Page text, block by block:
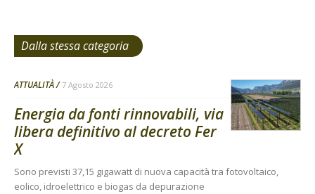
Dalla stessa categoria
ATTUALITÀ 7 Agosto 2026
Energia da fonti rinnovabili, via
libera definitivo al decreto Fer
X
Sono previsti 37,15 gigawatt di nuova capacità tra fotovoltaico,
eolico, idroelettrico e biogas da depurazione